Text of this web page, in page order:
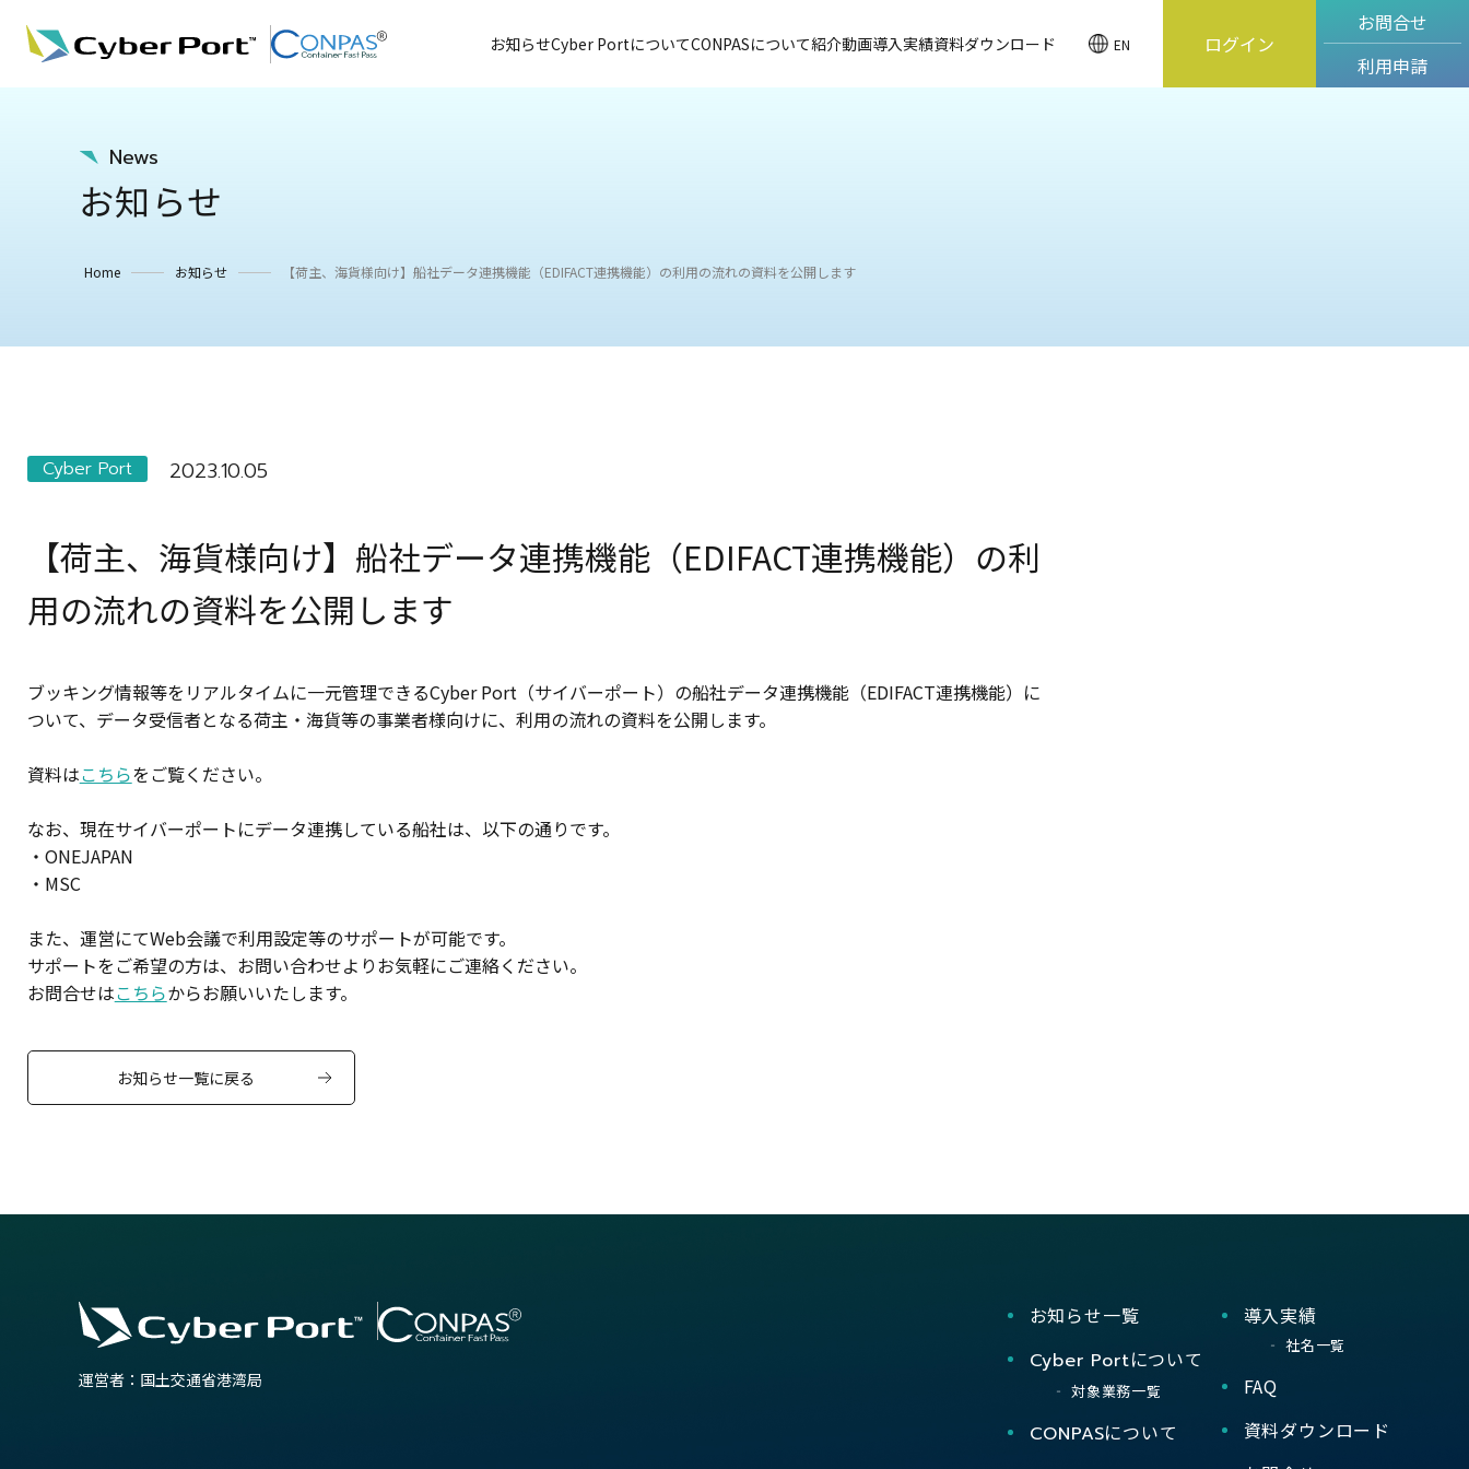
お知らせCyber PortについてCONPASについて紹介動画導入実績資料ダウンロード EN ログイン
お問合せ
利用申請
News
お知らせ
Home お知らせ 【荷主、海貨様向け】船社データ連携機能（EDIFACT連携機能）の利用の流れの資料を公開します
Cyber Port 2023.10.05
【荷主、海貨様向け】船社データ連携機能（EDIFACT連携機能）の利
用の流れの資料を公開します
ブッキング情報等をリアルタイムに一元管理できるCyber Port（サイバーポート）の船社データ連携機能（EDIFACT連携機能）に
ついて、データ受信者となる荷主・海貨等の事業者様向けに、利用の流れの資料を公開します。
資料はこちらをご覧ください。
なお、現在サイバーポートにデータ連携している船社は、以下の通りです。
・ONEJAPAN
・MSC
また、運営にてWeb会議で利用設定等のサポートが可能です。
サポートをご希望の方は、お問い合わせよりお気軽にご連絡ください。
お問合せはこちらからお願いいたします。
お知らせ一覧に戻る
運営者：国土交通省港湾局
お知らせ一覧
Cyber Portについて
対象業務一覧
CONPASについて
導入実績
社名一覧
FAQ
資料ダウンロード